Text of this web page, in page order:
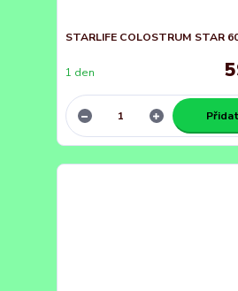
STARLIFE COLOSTRUM STAR
1 den